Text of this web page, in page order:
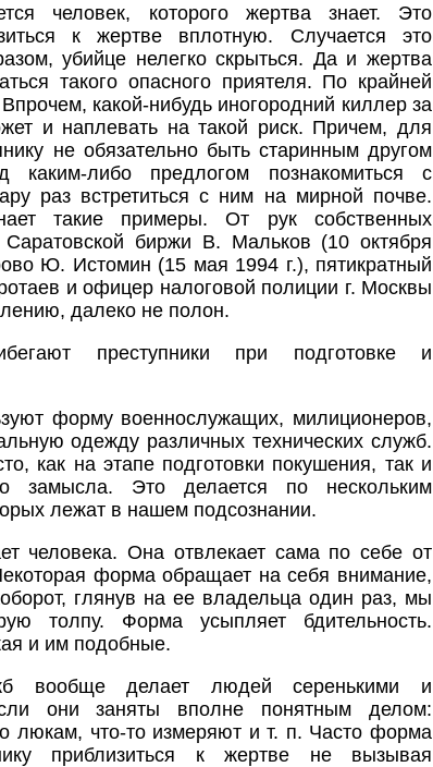
человек, которого жертва знает. Это
к жертве вплотную. Случается это
убийце нелегко скрыться. Да и жертва
такого опасного приятеля. По крайней
какой-нибудь иногородний киллер за
и наплевать на такой риск. Причем, для
не обязательно быть старинным другом
каким-либо предлогом познакомиться с
раз встретиться с ним на мирной почве.
такие примеры. От рук собственных
Саратовской биржи В. Мальков (10 октября
Ю. Истомин (15 мая 1994 г.), пятикратный
и офицер налоговой полиции г. Москвы
далеко не полон.
преступники при подготовке и
форму военнослужащих, милиционеров,
одежду различных технических служб.
как на этапе подготовки покушения, так и
замысла. Это делается по нескольким
лежат в нашем подсознании.
человека. Она отвлекает сама по себе от
форма обращает на себя внимание,
глянув на ее владельца один раз, мы
толпу. Форма усыпляет бдительность.
и им подобные.
вообще делает людей серенькими и
они заняты вполне понятным делом:
люкам, что-то измеряют и т. п. Часто форма
приблизиться к жертве не вызывая